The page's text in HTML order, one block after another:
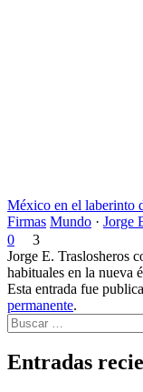
México en el laberinto
Firmas Mundo · Jorge
0
3
Jorge E. Traslosheros
habituales en la nueva
Esta entrada fue
permanente.
Buscar
Entradas